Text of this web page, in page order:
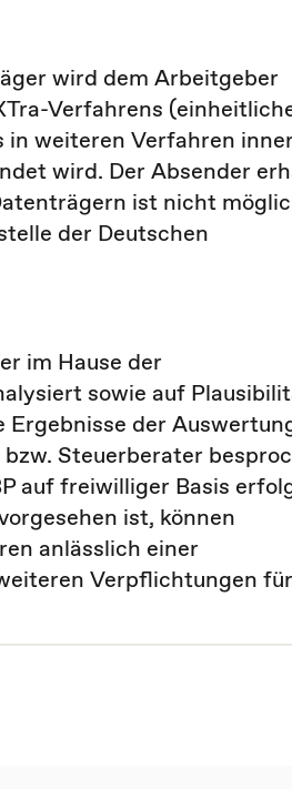
wird dem Arbeitgeber
Verfahrens
weiteren Verfahren
wird. Der Absender
ist nicht
der Deutschen
im Hause der
sowie auf
der
Steuerberater
auf freiwilliger Basis
ist, können
anlässlich einer
Verpflichtungen